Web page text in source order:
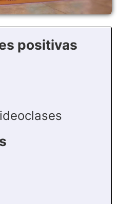
positivas